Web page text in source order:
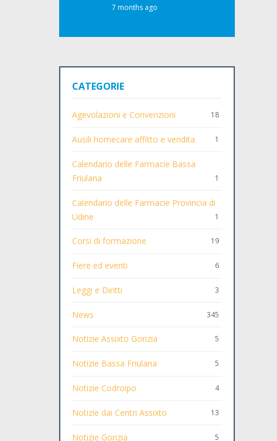
7 months ago
CATEGORIE
Agevolazioni e Convenzioni 18
Ausili homecare affitto e vendita 1
Calendario delle Farmacie Bassa
Friulana
1
Calendario delle Farmacie Provincia di
Udine
1
Corsi di formazione 19
Fiere ed eventi 6
Leggi e Diritti 3
News 345
Notizie Assixto Gorizia 5
Notizie Bassa Friulana 5
Notizie Codroipo 4
Notizie dai Centri Assixto 13
Notizie Gorizia 5